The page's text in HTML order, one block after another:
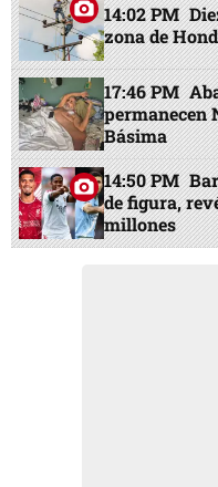
14:02 PM
zona de
17:46 PM
permanecen
Básima
14:50 PM
de figura,
millones